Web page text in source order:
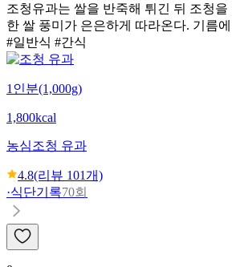
조청유과는 쌀을 반죽해 튀긴 뒤 조청
한 쌀 풍미가 은은하게 따라온다. 기름
#일반식 #간식
1인분(1,000g)
1,800kcal
농심조청 유과
4.8(리뷰 101개)
·식단기록70회